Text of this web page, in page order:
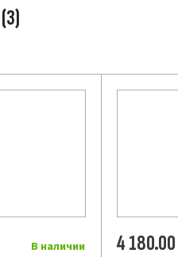
(3)
В наличии 4 180.00